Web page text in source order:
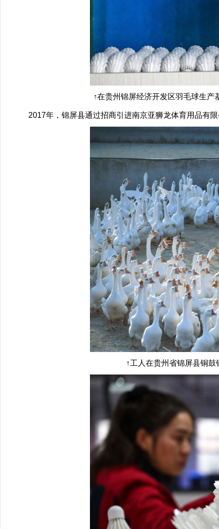
↑在贵州锦屏经济开发区羽毛球生产
2017年，锦屏县通过招商引进南京亚狮龙体育用品有限
↑工人在贵州省锦屏县铜鼓